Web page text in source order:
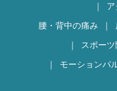
腰・背中の痛み
スポー
モーションパ